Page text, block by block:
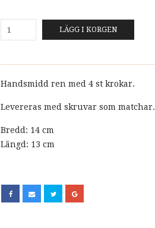
LÄGG I KORGEN
Handsmidd ren med 4 st krokar.
Levereras med skruvar som matchar.
Bredd: 14 cm
Längd: 13 cm